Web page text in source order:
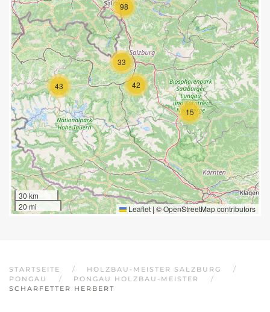
15
33
42
43
98
30 km
20 mi
Leaflet | ©OpenStreetMapcontributors
STARTSEITE
HOLZBAU-MEISTER SALZBURG
PONGAU
PONGAU HOLZBAU-MEISTER
SCHARFETTER HERBERT